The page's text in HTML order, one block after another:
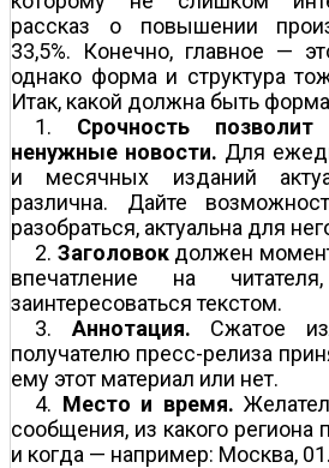
рассказ о повышении
33,5%. Конечно, главное —
однако форма и структура
Итак, какой должна быть
1. Срочность
ненужные новости. Для
и месячных изданий
различна. Дайте
разобраться, актуальна для
2. Заголовокдолжен
впечатление на
заинтересоваться текстом.
3. Аннотация. Сжатое
получателю пресс-релиза
ему этот материал или нет.
4. Место и время.
сообщения, из какого
и когда — например: Москва,